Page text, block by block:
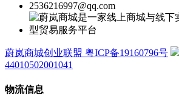
2536216997@qq.com
蔚岚商城创业联盟 粤ICP备19160796号
44010502001041
物流信息